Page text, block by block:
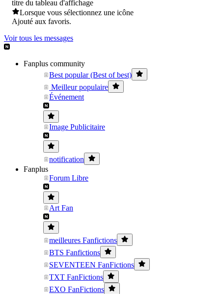
titre du tableau d'affichage
Lorsque vous sélectionnez une icône
Ajouté aux favoris.
Voir tous les messages
Fanplus community
Best popular (Best of best)
Meilleur populaire
Événement
Image Publicitaire
notification
Fanplus
Forum Libre
Art Fan
meilleures Fanfictions
BTS Fanfictions
SEVENTEEN FanFictions
TXT FanFictions
EXO FanFictions